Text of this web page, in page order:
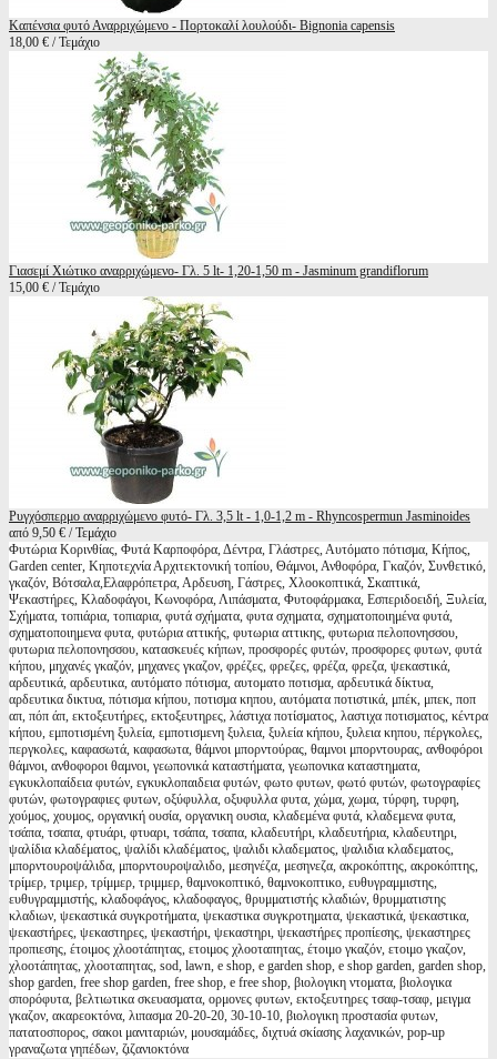
Καπένσια φυτό Αναρριχώμενο - Πορτοκαλί λουλούδι- Bignonia capensis
18,00 € / Τεμάχιο
Γιασεμί Χιώτικο αναρριχώμενο- Γλ. 5 lt- 1,20-1,50 m - Jasminum grandiflorum
15,00 € / Τεμάχιο
Ρυγχόσπερμο αναρριχώμενο φυτό- Γλ. 3,5 lt - 1,0-1,2 m - Rhyncospermun Jasminoides
από 9,50 € / Τεμάχιο
Φυτώρια Κορινθίας, Φυτά Καρποφόρα, Δέντρα, Γλάστρες, Αυτόματο πότισμα, Κήπος,
Garden center, Κηποτεχνία Αρχιτεκτονική τοπίου, Θάμνοι, Ανθοφόρα, Γκαζόν, Συνθετικό,
γκαζόν, Βότσαλα,Ελαφρόπετρα, Αρδευση, Γάστρες, Χλοοκοπτικά, Σκαπτικά,
Ψεκαστήρες, Κλαδοφάγοι, Κωνοφόρα, Λιπάσματα, Φυτοφάρμακα, Εσπεριδοειδή, Ξυλεία,
Σχήματα, τοπιάρια, τοπιαρια, φυτά σχήματα, φυτα σχηματα, σχηματοποιημένα φυτά,
σχηματοποιημενα φυτα, φυτώρια αττικής, φυτωρια αττικης, φυτωρια πελοπονησσου,
φυτωρια πελοπονησσου, κατασκευές κήπων, προσφορές φυτών, προσφορες φυτων, φυτά
κήπου, μηχανές γκαζόν, μηχανες γκαζον, φρέζες, φρεζες, φρέζα, φρεζα, ψεκαστικά,
αρδευτικά, αρδευτικα, αυτόματο πότισμα, αυτοματο ποτισμα, αρδευτικά δίκτυα,
αρδευτικα δικτυα, πότισμα κήπου, ποτισμα κηπου, αυτόματα ποτιστικά, μπέκ, μπεκ, ποπ
απ, πόπ άπ, εκτοξευτήρες, εκτοξευτηρες, λάστιχα ποτίσματος, λαστιχα ποτισματος, κέντρα
κήπου, εμποτισμένη ξυλεία, εμποτισμενη ξυλεια, ξυλεία κήπου, ξυλεια κηπου, πέργκολες,
περγκολες, καφασωτά, καφασωτα, θάμνοι μπορντούρας, θαμνοι μπορντουρας, ανθοφόροι
θάμνοι, ανθοφοροι θαμνοι, γεωπονικά καταστήματα, γεωπονικα καταστηματα,
εγκυκλοπαίδεια φυτών, εγκυκλοπαιδεια φυτών, φωτο φυτων, φωτό φυτών, φωτογραφίες
φυτών, φωτογραφιες φυτων, οξύφυλλα, οξυφυλλα φυτα, χώμα, χωμα, τύρφη, τυρφη,
χούμος, χουμος, οργανική ουσία, οργανικη ουσια, κλαδεμένα φυτά, κλαδεμενα φυτα,
τσάπα, τσαπα, φτυάρι, φτυαρι, τσάπα, τσαπα, κλαδευτήρι, κλαδευτήρια, κλαδευτηρι,
ψαλίδια κλαδέματος, ψαλίδι κλαδέματος, ψαλιδι κλαδεματος, ψαλιδια κλαδεματος,
μπορντουροψάλιδα, μπορντουροψαλιδο, μεσηνέζα, μεσηνεζα, ακροκόπτης, ακροκόπτης,
τρίμερ, τριμερ, τρίμμερ, τριμμερ, θαμνοκοπτικό, θαμνοκοπτικο, ευθυγραμμιστης,
ευθυγραμμιστής, κλαδοφάγος, κλαδοφαγος, θρυμματιστής κλαδιών, θρυμματιστης
κλαδιων, ψεκαστικά συγκροτήματα, ψεκαστικα συγκροτηματα, ψεκαστικά, ψεκαστικα,
ψεκαστήρες, ψεκαστηρες, ψεκαστήρι, ψεκαστηρι, ψεκαστήρες προπίεσης, ψεκαστηρες
προπιεσης, έτοιμος χλοοτάπητας, ετοιμος χλοοταπητας, έτοιμο γκαζόν, ετοιμο γκαζον,
χλοοτάπητας, χλοοταπητας, sod, lawn, e shop, e garden shop, e shop garden, garden shop,
shop garden, free shop garden, free shop, e free shop, βιολογικη ντοματα, βιολογικα
σπορόφυτα, βελτιωτικα σκευασματα, ορμονες φυτων, εκτοξευτηρες τσαφ-τσαφ, μειγμα
γκαζον, ακαρεοκτόνα, λιπασμα 20-20-20, 30-10-10, βιολογικη προστασία φυτων,
πατατοσπορος, σακοι μανιταριών, μουσαμάδες, διχτυά σκίασης λαχανικών, pop-up
γραναζωτα γηπέδων, ζιζανιοκτόνα